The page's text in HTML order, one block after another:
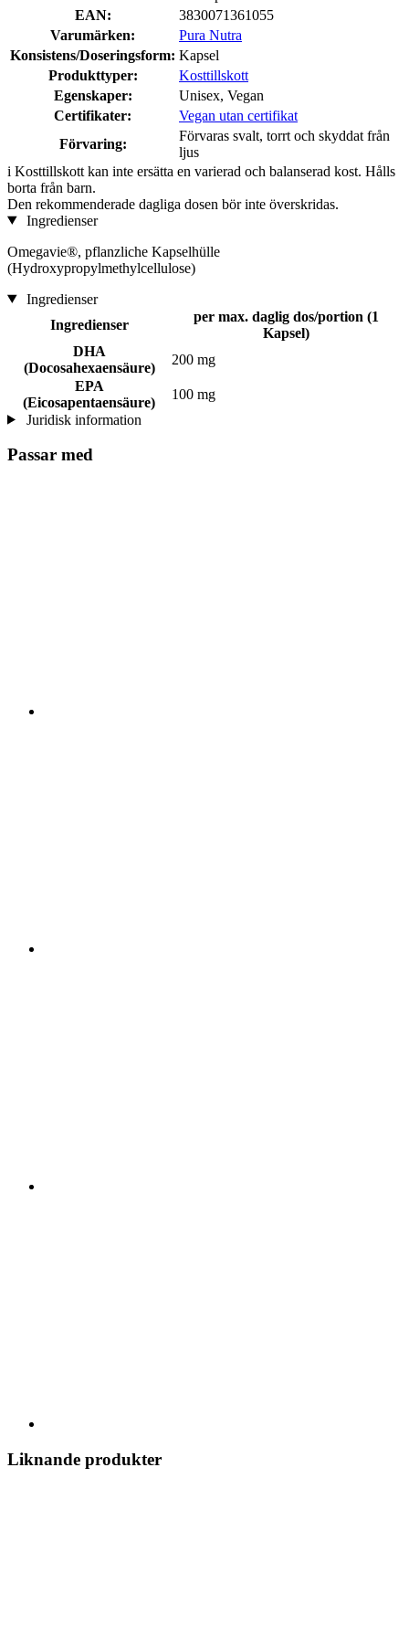
EAN:
3830071361055
Varumärken:
Pura Nutra
Konsistens/Doseringsform: Kapsel
Produkttyper:
Kosttillskott
Egenskaper:
Unisex, Vegan
Certifikater:
Vegan utan certifikat
Förvaring:
Förvaras svalt, torrt och skyddat från
ljus
i Kosttillskott kan inte ersätta en varierad och balanserad kost. Hålls
borta från barn.
Den rekommenderade dagliga dosen bör inte överskridas.
Ingredienser
Omegavie®, pflanzliche Kapselhülle
(Hydroxypropylmethylcellulose)
Ingredienser
Ingredienser
per max. daglig dos/portion (1
Kapsel)
DHA
(Docosahexaensäure)
200 mg
EPA
(Eicosapentaensäure)
100 mg
Juridisk information
Passar med
Liknande produkter